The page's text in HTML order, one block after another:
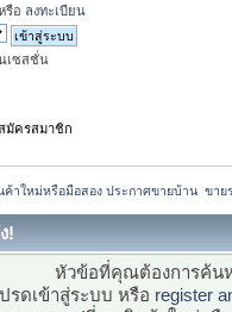
รือ ลงทะเบียน
เซสชั่น
มัครสมาชิก
าใหม่หรือมือสอง ประกาศขายบ้าน  ขา
!
หัวข้อที่คุณต้องการค้น
รดเข้าสู่ระบบ หรือ register